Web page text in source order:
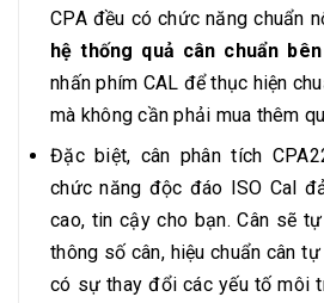
CPA đều có chức năng chuẩn
hệ thống quả cân chuẩn
nhấn phím CAL để thục hiện
mà không cần phải mua thêm
Đặc biệt, cân phân tích
chức năng độc đáo ISO Cal
cao, tin cậy cho bạn. Cân sẽ
thông số cân, hiệu chuẩn cân
có sự thay đổi các yếu tố môi